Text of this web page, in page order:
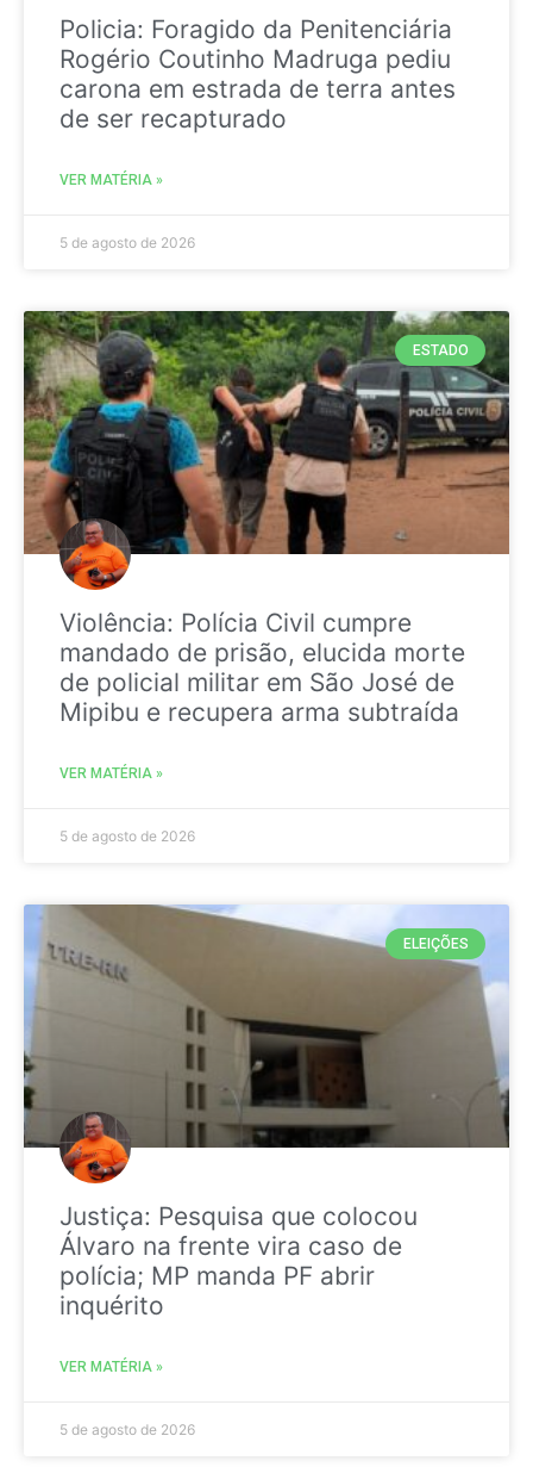
Policia: Foragido da Penitenciária
Rogério Coutinho Madruga pediu
carona em estrada de terra antes
de ser recapturado
VER MATÉRIA »
5 de agosto de 2026
ESTADO
Violência: Polícia Civil cumpre
mandado de prisão, elucida morte
de policial militar em São José de
Mipibu e recupera arma subtraída
VER MATÉRIA »
5 de agosto de 2026
ELEIÇÕES
Justiça: Pesquisa que colocou
Álvaro na frente vira caso de
polícia; MP manda PF abrir
inquérito
VER MATÉRIA »
5 de agosto de 2026